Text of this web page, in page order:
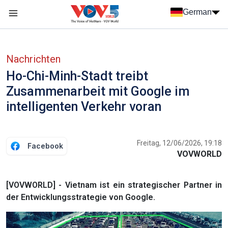
German
Nachrichten
Ho-Chi-Minh-Stadt treibt
Zusammenarbeit mit Google im
intelligenten Verkehr voran
Facebook Freitag, 12/06/2026, 19:18
VOVWORLD
[VOVWORLD] - Vietnam ist ein strategischer Partner in
der Entwicklungsstrategie von Google.